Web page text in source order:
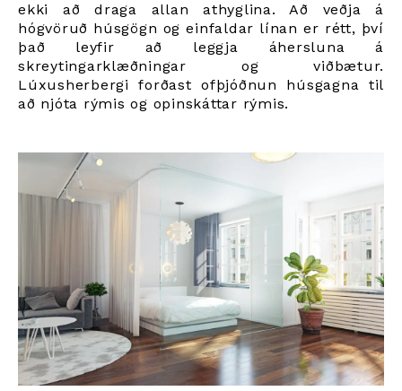
ekki að draga allan athyglina. Að veðja á
hógvöruð húsgögn og einfaldar línan er rétt, því
það leyfir að leggja áhersluna á
skreytingarklæðningar og viðbætur.
Lúxusherbergi forðast ofþjóðnun húsgagna til
að njóta rýmis og opinskáttar rýmis.